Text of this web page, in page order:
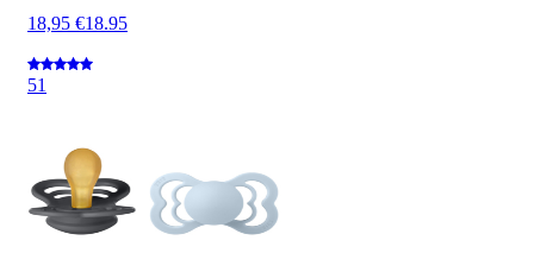
18,95 €18.95
51